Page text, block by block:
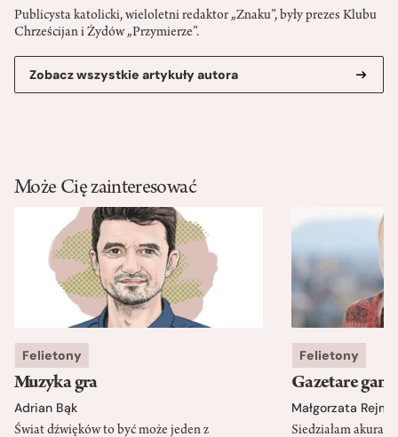
Publicysta katolicki, wieloletni redaktor „Znaku”, były prezes Klubu
Chrześcijan i Żydów „Przymierze”.
Zobacz wszystkie artykuły autora
Może Cię zainteresować
Felietony
Muzyka gra
Adrian Bąk
Świat dźwięków to być może jeden z
Felietony
Gazetare
Małgorzata
Siedziałam akurat